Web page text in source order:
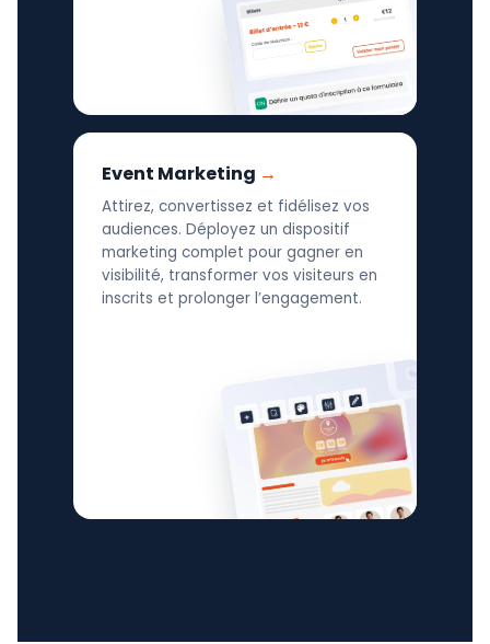
Event Marketing
Attirez, convertissez et fidélisez vos
audiences. Déployez un dispositif
marketing complet pour gagner en
visibilité, transformer vos visiteurs en
inscrits et prolonger l’engagement.